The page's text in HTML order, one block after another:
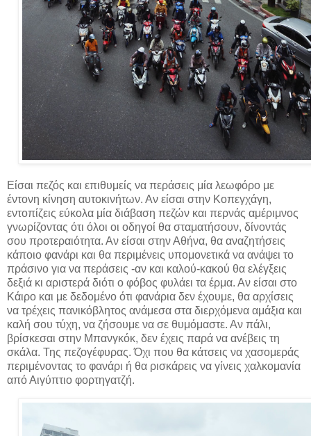
Είσαι πεζός και επιθυμείς να περάσεις μία λεωφόρο με
έντονη κίνηση αυτοκινήτων. Αν είσαι στην Κοπεγχάγη,
εντοπίζεις εύκολα μία διάβαση πεζών και περνάς αμέριμνος
γνωρίζοντας ότι όλοι οι οδηγοί θα σταματήσουν, δίνοντάς
σου προτεραιότητα. Αν είσαι στην Αθήνα, θα αναζητήσεις
κάποιο φανάρι και θα περιμένεις υπομονετικά να ανάψει το
πράσινο για να περάσεις -αν και καλού-κακού θα ελέγξεις
δεξιά κι αριστερά διότι ο φόβος φυλάει τα έρμα. Αν είσαι στο
Κάιρο και με δεδομένο ότι φανάρια δεν έχουμε, θα αρχίσεις
να τρέχεις πανικόβλητος ανάμεσα στα διερχόμενα αμάξια και
καλή σου τύχη, να ζήσουμε να σε θυμόμαστε. Αν πάλι,
βρίσκεσαι στην Μπανγκόκ, δεν έχεις παρά να ανέβεις τη
σκάλα. Της πεζογέφυρας. Όχι που θα κάτσεις να χασομεράς
περιμένοντας το φανάρι ή θα ρισκάρεις να γίνεις χαλκομανία
από Αιγύπτιο φορτηγατζή.